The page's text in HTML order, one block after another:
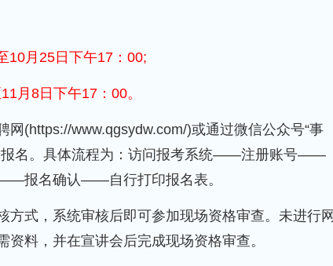
10月25日下午17：00;
月8日下午17：00。
(https://www.qgsydw.com/)或通过微信公众号“事
报名。具体流程为：访问报考系统——注册账号——
报名确认——自行打印报名表。
式，系统审核后即可参加现场资格审查。未进行网
料，并在宣讲会后完成现场资格审查。